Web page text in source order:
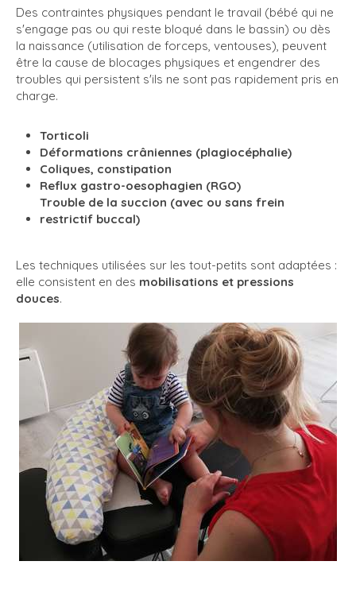
Des contraintes physiques pendant le travail (bébé qui ne
s'engage pas ou qui reste bloqué dans le bassin) ou dès
la naissance (utilisation de forceps, ventouses), peuvent
être la cause de blocages physiques et engendrer des
troubles qui persistent s'ils ne sont pas rapidement pris en
charge.
Torticoli
Déformations crâniennes (plagiocéphalie)
Coliques, constipation
Reflux gastro-oesophagien (RGO)
Trouble de la succion (avec ou sans frein
restrictif buccal)
Les techniques utilisées sur les tout-petits sont adaptées :
elle consistent en des mobilisations et pressions
douces.